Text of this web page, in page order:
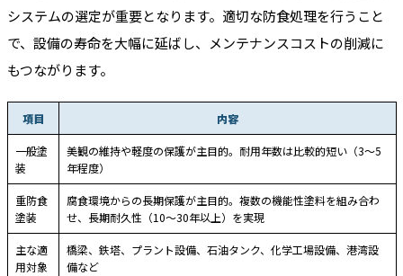
システムの選定が重要となります。適切な防食処理を行うこと
で、設備の寿命を大幅に延ばし、メンテナンスコストの削減に
もつながります。
項目 内容
一般塗
装
美観の維持や軽度の保護が主目的。耐用年数は比較的短い（3〜5
年程度）
重防食
塗装
腐食環境からの長期保護が主目的。複数の機能性塗料を組み合わ
せ、長期耐久性（10〜30年以上）を実現
主な適
用対象
橋梁、鉄塔、プラント設備、石油タンク、化学工場設備、港湾設
備など